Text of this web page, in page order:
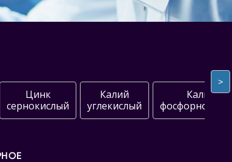
Цинк
сернокислый
Калий
углекислый
Калий
>